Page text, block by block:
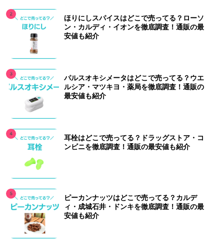
ほりにしスパイスはどこで売ってる？ローソ
ン・カルディ・イオンを徹底調査！通販の最
安値も紹介
パルスオキシメータはどこで売ってる？ウエ
ルシア・マツキヨ・薬局を徹底調査！通販の
最安値も紹介
耳栓はどこで売ってる？ドラッグストア・コ
ンビニを徹底調査！通販の最安値も紹介
ピーカンナッツはどこで売ってる？カルデ
ィ・成城石井・ドンキを徹底調査！通販の最
安値も紹介